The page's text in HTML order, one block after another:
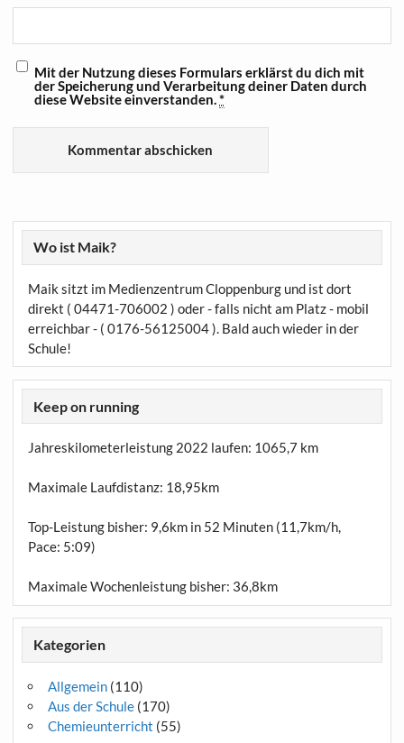
Mit der Nutzung dieses Formulars erklärst du dich mit
der Speicherung und Verarbeitung deiner Daten durch
diese Website einverstanden.*
Wo ist Maik?
Maik sitzt im Medienzentrum Cloppenburg und ist dort
direkt ( 04471-706002 ) oder - falls nicht am Platz - mobil
erreichbar - ( 0176-56125004 ). Bald auch wieder in der
Schule!
Keep on running
Jahreskilometerleistung 2022 laufen: 1065,7 km
Maximale Laufdistanz: 18,95km
Top-Leistung bisher: 9,6km in 52 Minuten (11,7km/h,
Pace: 5:09)
Maximale Wochenleistung bisher: 36,8km
Kategorien
Allgemein(110)
Aus der Schule(170)
Chemieunterricht (55)